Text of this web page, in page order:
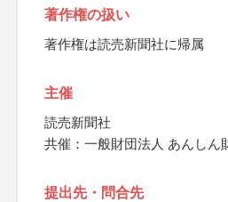
著作権の扱い
著作権は読売新聞社に帰属
主催
読売新聞社
共催：一般財団法人 あんしん
提出先・問合先